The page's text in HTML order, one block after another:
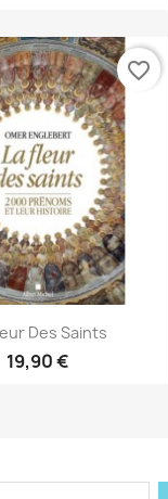
rapide
Des Saints
19,90 €
favorite_border